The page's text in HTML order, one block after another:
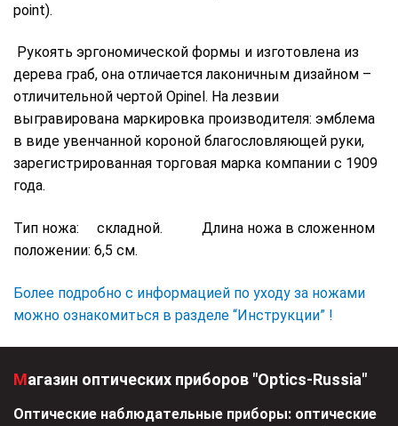
point).
Рукоять эргономической формы и изготовлена из
дерева граб, она отличается лаконичным дизайном –
отличительной чертой Opinel. На лезвии
выгравирована маркировка производителя: эмблема
в виде увенчанной короной благословляющей руки,
зарегистрированная торговая марка компании с 1909
года.
Тип ножа: складной. Длина ножа в сложенном
положении: 6,5 см.
Более подробно с информацией по уходу за ножами
можно ознакомиться в разделе “Инструкции” !
Магазин оптических приборов "Optics-Russia"
Оптические наблюдательные приборы: оптические